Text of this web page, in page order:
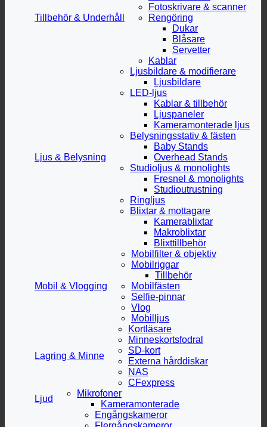
Tillbehör & Underhåll
Fotoskrivare & scanner
Rengöring
Dukar
Blåsare
Servetter
Kablar
Ljus & Belysning
Ljusbildare & modifierare
Ljusbildare
LED-ljus
Kablar & tillbehör
Ljuspaneler
Kameramonterade ljus
Belysningsstativ & fästen
Baby Stands
Overhead Stands
Studioljus & monolights
Fresnel & monolights
Studioutrustning
Ringljus
Blixtar & mottagare
Kamerablixtar
Makroblixtar
Blixttillbehör
Mobil & Vlogging
Mobilfilter & objektiv
Mobilriggar
Tillbehör
Mobilfästen
Selfie-pinnar
Vlog
Mobilljus
Lagring & Minne
Kortläsare
Minneskortsfodral
SD-kort
Externa hårddiskar
NAS
CFexpress
Ljud
Mikrofoner
Kameramonterade
Engångskameror